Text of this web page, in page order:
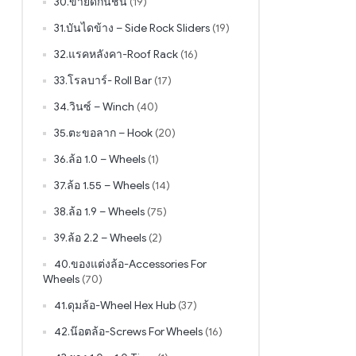
31.บันไดข้าง – Side Rock Sliders (19)
32.แรคหลังคา-Roof Rack (16)
33.โรลบาร์- Roll Bar (17)
34.วินซ์ – Winch (40)
35.ตะขอลาก – Hook (20)
36.ล้อ 1.0 – Wheels (1)
37.ล้อ 1.55 – Wheels (14)
38.ล้อ 1.9 – Wheels (75)
39.ล้อ 2.2 – Wheels (2)
40.ของแต่งล้อ-Accessories For
Wheels (70)
41.ดุมล้อ-Wheel Hex Hub (37)
42.น๊อตล้อ-Screws For Wheels (16)